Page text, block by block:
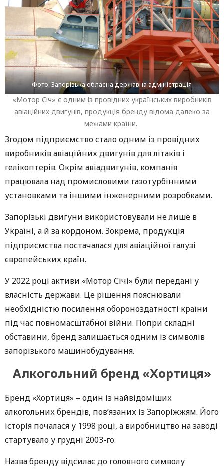
Фото: Запорізька обласна державна адміністрація
«Мотор Січ» є одним із провідних українських виробників
авіаційних двигунів, продукція бренду відома далеко за
межами країни.
Згодом підприємство стало одним із провідних
виробників авіаційних двигунів для літаків і
гелікоптерів. Окрім авіадвигунів, компанія
працювала над промисловими газотурбінними
установками та іншими інженерними розробками.
Запорізькі двигуни використовували не лише в
Україні, а й за кордоном. Зокрема, продукція
підприємства постачалася для авіаційної галузі
європейських країн.
У 2022 році активи «Мотор Січі» були передані у
власність держави. Це рішення пояснювали
необхідністю посилення обороноздатності країни
під час повномасштабної війни. Попри складні
обставини, бренд залишається одним із символів
запорізького машинобудування.
Алкогольний бренд «Хортиця»
Бренд «Хортиця» – один із найвідоміших
алкогольних брендів, пов’язаних із Запоріжжям. Його
історія почалася у 1998 році, а виробництво на заводі
стартувало у грудні 2003-го.
Назва бренду відсилає до головного символу